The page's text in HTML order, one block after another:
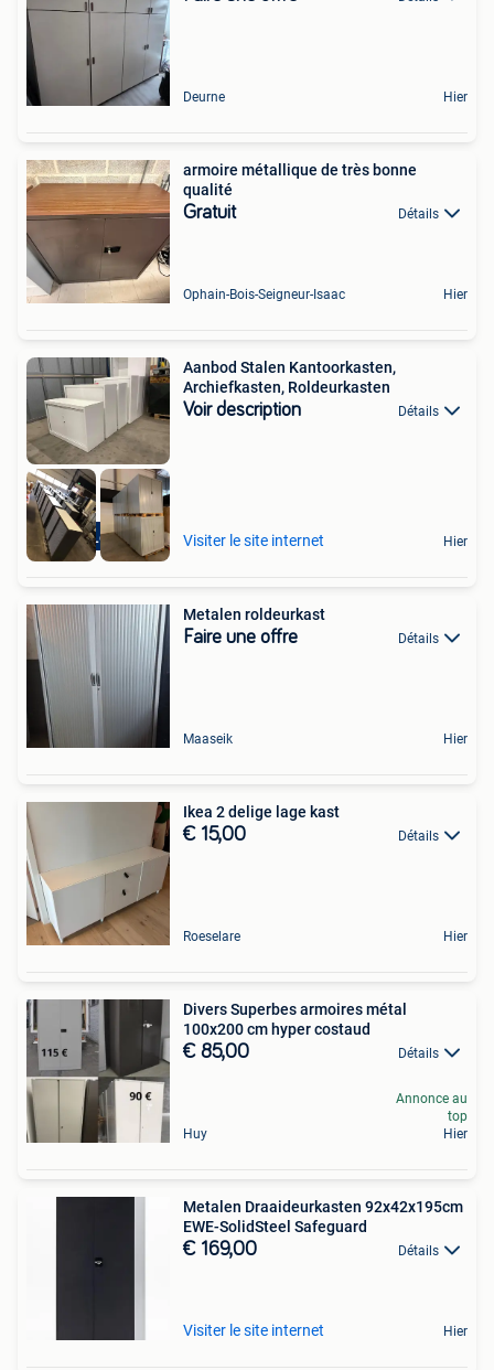
Deurne Hier
armoire métallique de très bonne
qualité
Gratuit Détails
Ophain-Bois-Seigneur-Isaac Hier
Gratis Levering
Aanbod Stalen Kantoorkasten,
Archiefkasten, Roldeurkasten
Voir description Détails
Visiter le site internet Hier
Metalen roldeurkast
Faire une offre Détails
Maaseik Hier
Ikea 2 delige lage kast
€ 15,00 Détails
Roeselare Hier
Divers Superbes armoires métal
100x200 cm hyper costaud
€ 85,00 Détails
Huy
Annonce au
top
Hier
Metalen Draaideurkasten 92x42x195cm
EWE-SolidSteel Safeguard
€ 169,00 Détails
Visiter le site internet Hier